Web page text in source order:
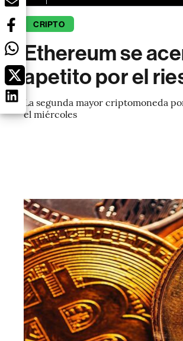
CRIPTO
Ethereum se
apetito por el
La segunda mayor criptomoneda
el miércoles